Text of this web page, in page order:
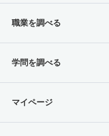
職業を調べる
学問を調べる
マイページ